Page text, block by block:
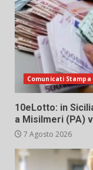
Comunicati Stampa
10eLotto: in
a Misilmeri (PA)
7 Agosto 2026